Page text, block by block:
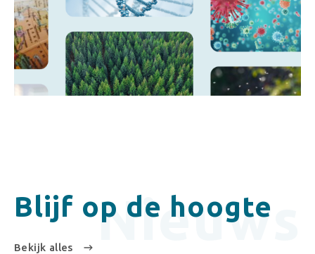
Blijf op de hoogte
Bekijk alles Nieuws